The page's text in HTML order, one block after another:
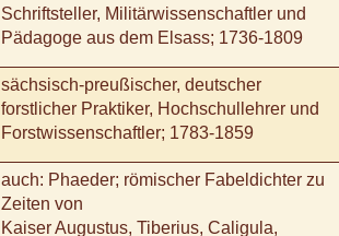
Schriftsteller, Militärwissenschaftler und
Pädagoge aus dem Elsass; 1736-1809
sächsisch-preußischer, deutscher
forstlicher Praktiker, Hochschullehrer und
Forstwissenschaftler; 1783-1859
auch: Phaeder; römischer Fabeldichter zu
Zeiten von
Kaiser Augustus, Tiberius, Caligula,